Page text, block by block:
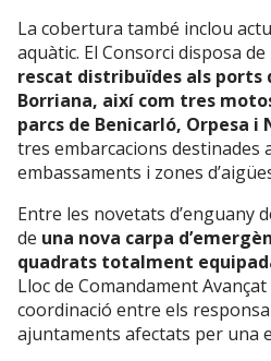
La cobertura també inclou
aquàtic. El Consorci disposa de
rescat distribuïdes als ports
Borriana, així com tres
parcs de Benicarló, Orpesa i
tres embarcacions destinades
embassaments i zones
Entre les novetats d’enguany
de una nova carpa
quadrats totalment
Lloc de Comandament
coordinació entre els
ajuntaments afectats per una